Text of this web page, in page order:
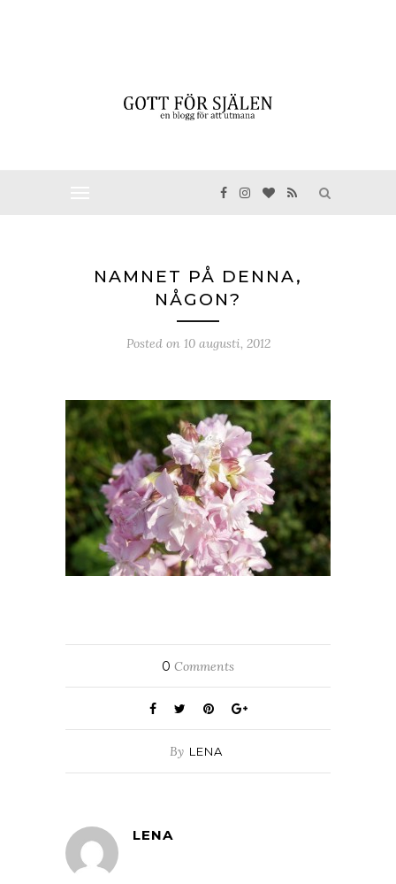
NAMNET PÅ DENNA,
NÅGON?
Posted on 10 augusti, 2012
0 Comments
By LENA
LENA